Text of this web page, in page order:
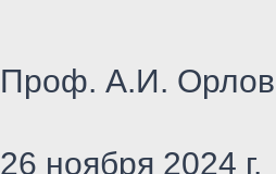
Проф. А.И. Орлов
26 ноября 2024 г.